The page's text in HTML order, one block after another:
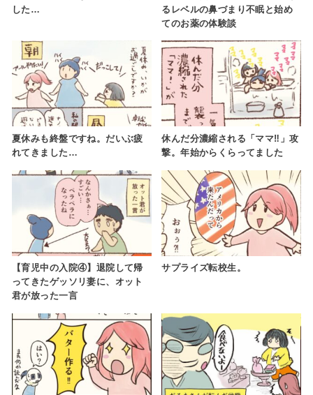
した…
るレベルの鼻づまり不眠と始め
てのお薬の体験談
夏休みも終盤ですね。だいぶ疲
れてきました…
休んだ分濃縮される「ママ‼」攻
撃。年始からくらってました
【育児中の入院④】退院して帰
ってきたゲッソリ妻に、オット
君が放った一言
サプライズ転校生。